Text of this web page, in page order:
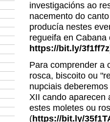
investigacións ao
nacemento do
producía nestes
regueifa en
https://bit.ly/3f1ff7z
Para comprender a
rosca, biscoito ou
nupciais
XII cando aparecen
estes moletes ou
(https://bit.ly/